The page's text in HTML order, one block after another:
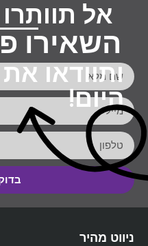
אל תוותרו
השאירו
ותוודאו את
היום!
בדוק
ניווט מהיר